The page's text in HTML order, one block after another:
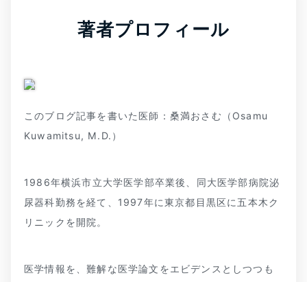
著者プロフィール
このブログ記事を書いた医師：桑満おさむ（Osamu
Kuwamitsu, M.D.）
1986年横浜市立大学医学部卒業後、同大医学部病院泌
尿器科勤務を経て、1997年に東京都目黒区に五本木ク
リニックを開院。
医学情報を、難解な医学論文をエビデンスとしつつも